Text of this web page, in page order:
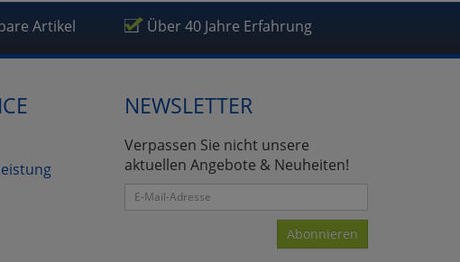
Artikel Über 40 Jahre Erfahrung
NEWSLETTER
Verpassen Sie nicht unsere
aktuellen Angebote & Neuheiten!
Abonnieren
Datenverarbeitung (Seitenende)